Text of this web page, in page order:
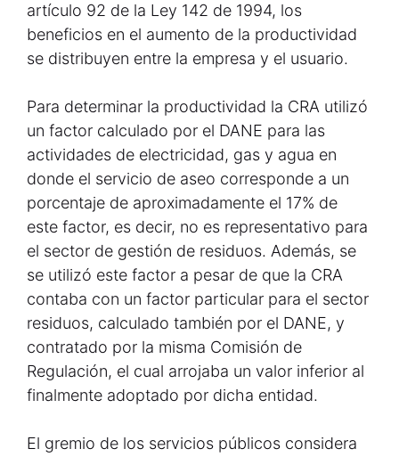
artículo 92 de la Ley 142 de 1994, los
beneficios en el aumento de la productividad
se distribuyen entre la empresa y el usuario.
Para determinar la productividad la CRA utilizó
un factor calculado por el DANE para las
actividades de electricidad, gas y agua en
donde el servicio de aseo corresponde a un
porcentaje de aproximadamente el 17% de
este factor, es decir, no es representativo para
el sector de gestión de residuos. Además, se
se utilizó este factor a pesar de que la CRA
contaba con un factor particular para el sector
residuos, calculado también por el DANE, y
contratado por la misma Comisión de
Regulación, el cual arrojaba un valor inferior al
finalmente adoptado por dicha entidad.
El gremio de los servicios públicos considera